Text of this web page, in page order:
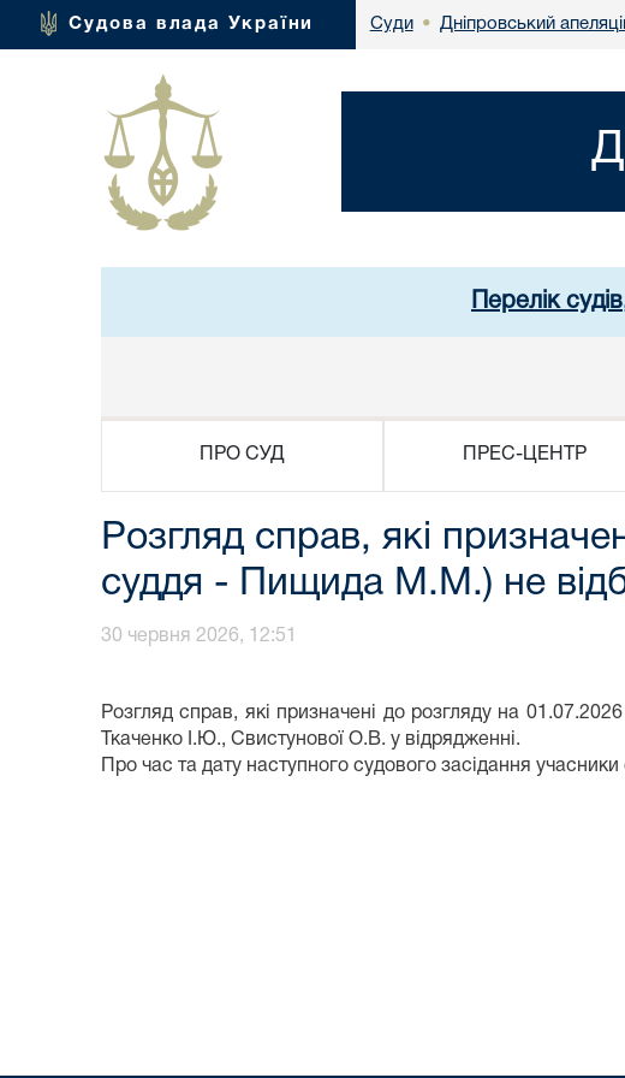
Судова влада України Суди • Дніпровський
Перелік
ПРО СУД ПРЕС-ЦЕНТР
Розгляд справ, які
суддя - Пищида М.М.) не
30 червня 2026, 12:51
Розгляд справ, які призначені до розгляду на
Ткаченко І.Ю., Свистунової О.В. у відрядженні.
Про час та дату наступного судового засідання